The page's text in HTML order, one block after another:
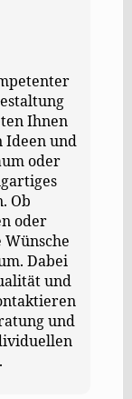
Ihnen
Ideen und
oder
Ob
oder
Dabei
und
und